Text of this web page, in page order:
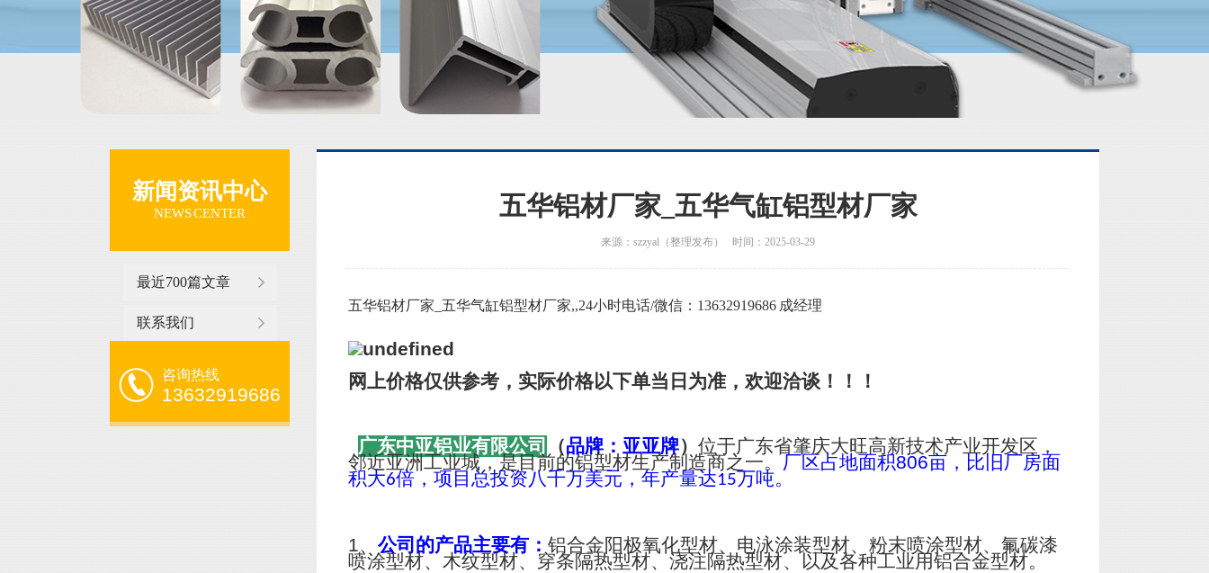
新闻资讯中心
NEWS CENTER
最近700篇文章
联系我们
咨询热线
13632919686
五华铝材厂家_五华气缸铝型材厂家
来源：szzyal（整理发布） 时间：2025-03-29
五华铝材厂家_五华气缸铝型材厂家,,24小时电话/微信：13632919686 成经理
网上价格仅供参考，实际价格以下单当日为准，欢迎洽谈！！！
广东中亚铝业有限公司 （品牌：亚亚牌） 位于广东省肇庆大旺高新技术产业开发区，
邻近亚洲工业城，是目前的铝型材生产制造商之一。厂区占地面积806亩，比旧厂房面
积大6倍，项目总投资八千万美元，年产量达15万吨。
1、 公司的产品主要有： 铝合金阳极氧化型材、电泳涂装型材、粉末喷涂型材、氟碳漆
喷涂型材、木纹型材、穿条隔热型材、浇注隔热型材、以及各种工业用铝合金型材。